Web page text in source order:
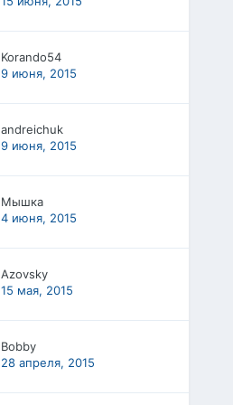
Korando54
9 июня, 2015
andreichuk
9 июня, 2015
Мышка
4 июня, 2015
Azovsky
15 мая, 2015
Bobby
28 апреля, 2015